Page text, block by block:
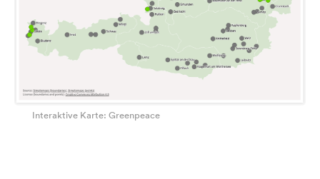
Interaktive Karte: Greenpeace